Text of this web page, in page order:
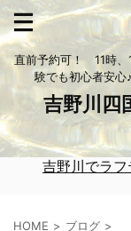
直前予約可！ 11時、
験でも初心者安心
吉野川四
吉野川でラ
HOME
ブログ